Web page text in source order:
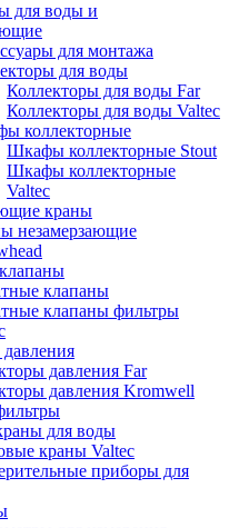
для воды и
для монтажа
для воды
Коллекторы для воды Far
Коллекторы для воды Valtec
коллекторные
Шкафы коллекторные Stout
Шкафы коллекторные
Valtec
краны
незамерзающие
клапаны
клапаны фильтры
давления Far
давления Kromwell
для воды
краны Valtec
приборы для